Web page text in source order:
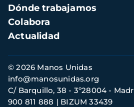
Dónde trabajamos
Colabora
Actualidad
Información
de
contacto
© 2026 Manos Unidas
C/ Barquillo, 38 - 3º28004 -
900 811 888
BIZUM 33439
info@manosunidas.org